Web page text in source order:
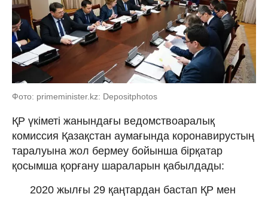
Фото: primeminister.kz: Depositphotos
ҚР үкіметі жанындағы ведомствоаралық
комиссия Қазақстан аумағында коронавирустың
таралуына жол бермеу бойынша бірқатар
қосымша қорғану шараларын қабылдады:
2020 жылғы 29 қаңтардан бастап ҚР мен